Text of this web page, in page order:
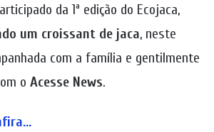
da 1ª edição do Ecojaca,
um croissant de jaca, neste
com a família e gentilmente
o Acesse News.
…